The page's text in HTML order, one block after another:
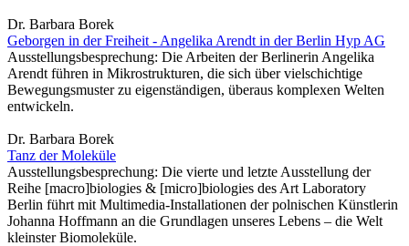
Dr. Barbara Borek
Geborgen in der Freiheit - Angelika Arendt in der Berlin Hyp AG
Ausstellungsbesprechung: Die Arbeiten der Berlinerin Angelika
Arendt führen in Mikrostrukturen, die sich über vielschichtige
Bewegungsmuster zu eigenständigen, überaus komplexen Welten
entwickeln.
Dr. Barbara Borek
Tanz der Moleküle
Ausstellungsbesprechung: Die vierte und letzte Ausstellung der
Reihe [macro]biologies & [micro]biologies des Art Laboratory
Berlin führt mit Multimedia-Installationen der polnischen Künstlerin
Johanna Hoffmann an die Grundlagen unseres Lebens – die Welt
kleinster Biomoleküle.